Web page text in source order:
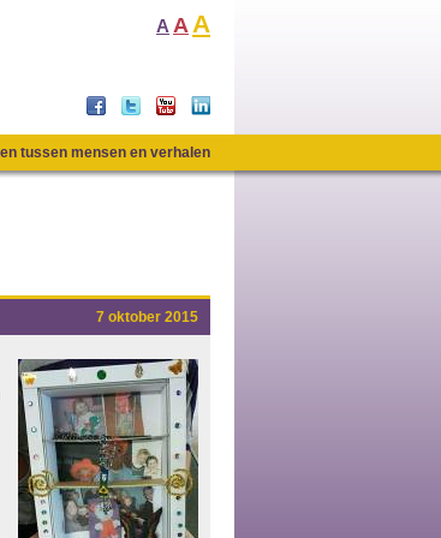
A A A
tussen mensen en verhalen
7 oktober 2015